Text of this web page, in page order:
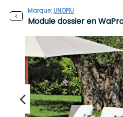
Exclusivité web !
Module dossier en
Marque:UNOPIU